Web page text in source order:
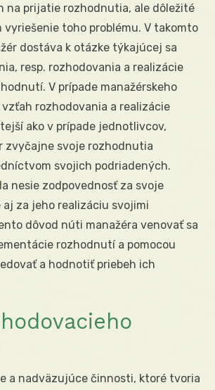
na prijatie rozhodnutia, ale dôležité
vyriešenie toho problému. V takomto
dostáva k otázke týkajúcej sa
resp. rozhodovania a realizácie
V prípade manažérskeho
rozhodovania a realizácie
ako v prípade jednotlivcov,
zvyčajne svoje rozhodnutia
svojich podriadených.
nesie zodpovednosť za svoje
za jeho realizáciu svojimi
dôvod núti manažéra venovať sa
rozhodnutí a pomocou
a hodnotiť priebeh ich
a nadväzujúce činnosti, ktoré tvoria